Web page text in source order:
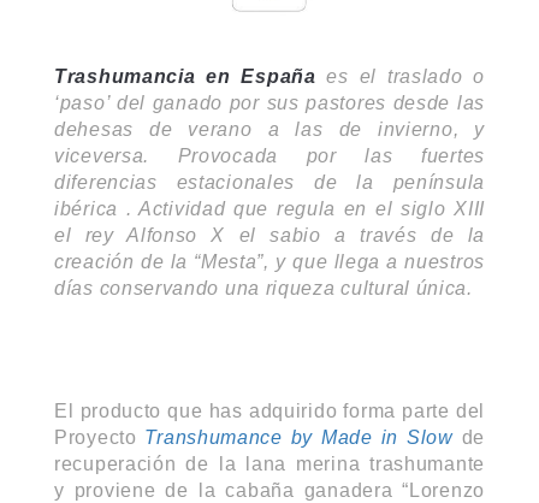
Trashumancia en España es el traslado o
‘paso’ del ganado por sus pastores desde las
dehesas de verano a las de invierno, y
viceversa. Provocada por las fuertes
diferencias estacionales de la península
ibérica . Actividad que regula en el siglo XIII
el rey Alfonso X el sabio a través de la
creación de la “Mesta”, y que llega a nuestros
días conservando una riqueza cultural única.
El producto que has adquirido forma parte del
Proyecto Transhumance by Made in Slowde
recuperación de la lana merina trashumante
y proviene de la cabaña ganadera “Lorenzo